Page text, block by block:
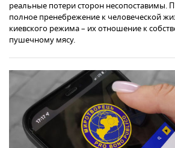
реальные потери сторон несопоставимы.
полное пренебрежение к человеческой
киевского режима – их отношение к
пушечному мясу.